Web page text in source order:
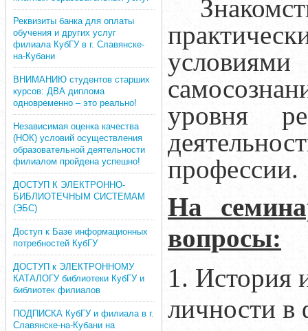
Реквизиты банка для оплаты
обучения и других услуг
филиала КубГУ в г. Славянске-
на-Кубани
ВНИМАНИЮ студентов старших
курсов: ДВА диплома
одновременно – это реально!
Независимая оценка качества
(НОК) условий осуществления
образовательной деятельности
филиалом пройдена успешно!
ДОСТУП К ЭЛЕКТРОННО-
БИБЛИОТЕЧНЫМ СИСТЕМАМ
(ЭБС)
Доступ к Базе информационных
потребностей КубГУ
ДОСТУП к ЭЛЕКТРОННОМУ
КАТАЛОГУ библиотеки КубГУ и
библиотек филиалов
ПОДПИСКА КубГУ и филиала в г.
Славянске-на-Кубани на
уровня
профессии.
На
вопросы:
1. История
личности в